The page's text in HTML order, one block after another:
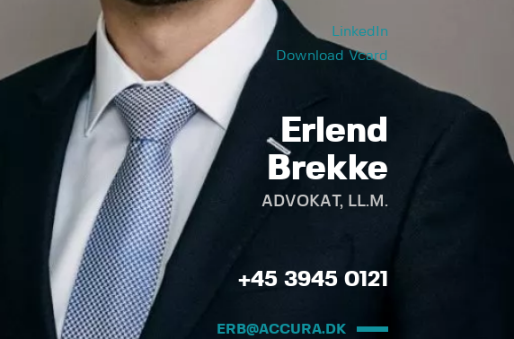
LinkedIn
Download Vcard
Erlend
Brekke
ADVOKAT, LL.M.
+45 3945 0121
ERB@ACCURA.DK